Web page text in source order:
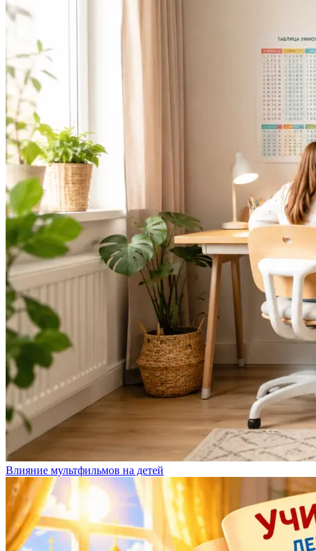
Влияние мультфильмов на детей